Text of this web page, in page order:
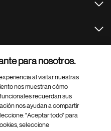
para nosotros.
al visitar nuestras
nos muestran cómo
recuerdan sus
nos ayudan a compartir
"Aceptar todo" para
seleccione